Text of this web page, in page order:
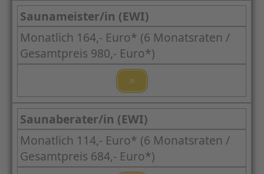
Saunameister/in (EWI)
Monatlich 164,- Euro* (6 Monatsraten /
Gesamtpreis 980,- Euro*)
»
Saunaberater/in (EWI)
Monatlich 114,- Euro* (6 Monatsraten /
Gesamtpreis 684,- Euro*)